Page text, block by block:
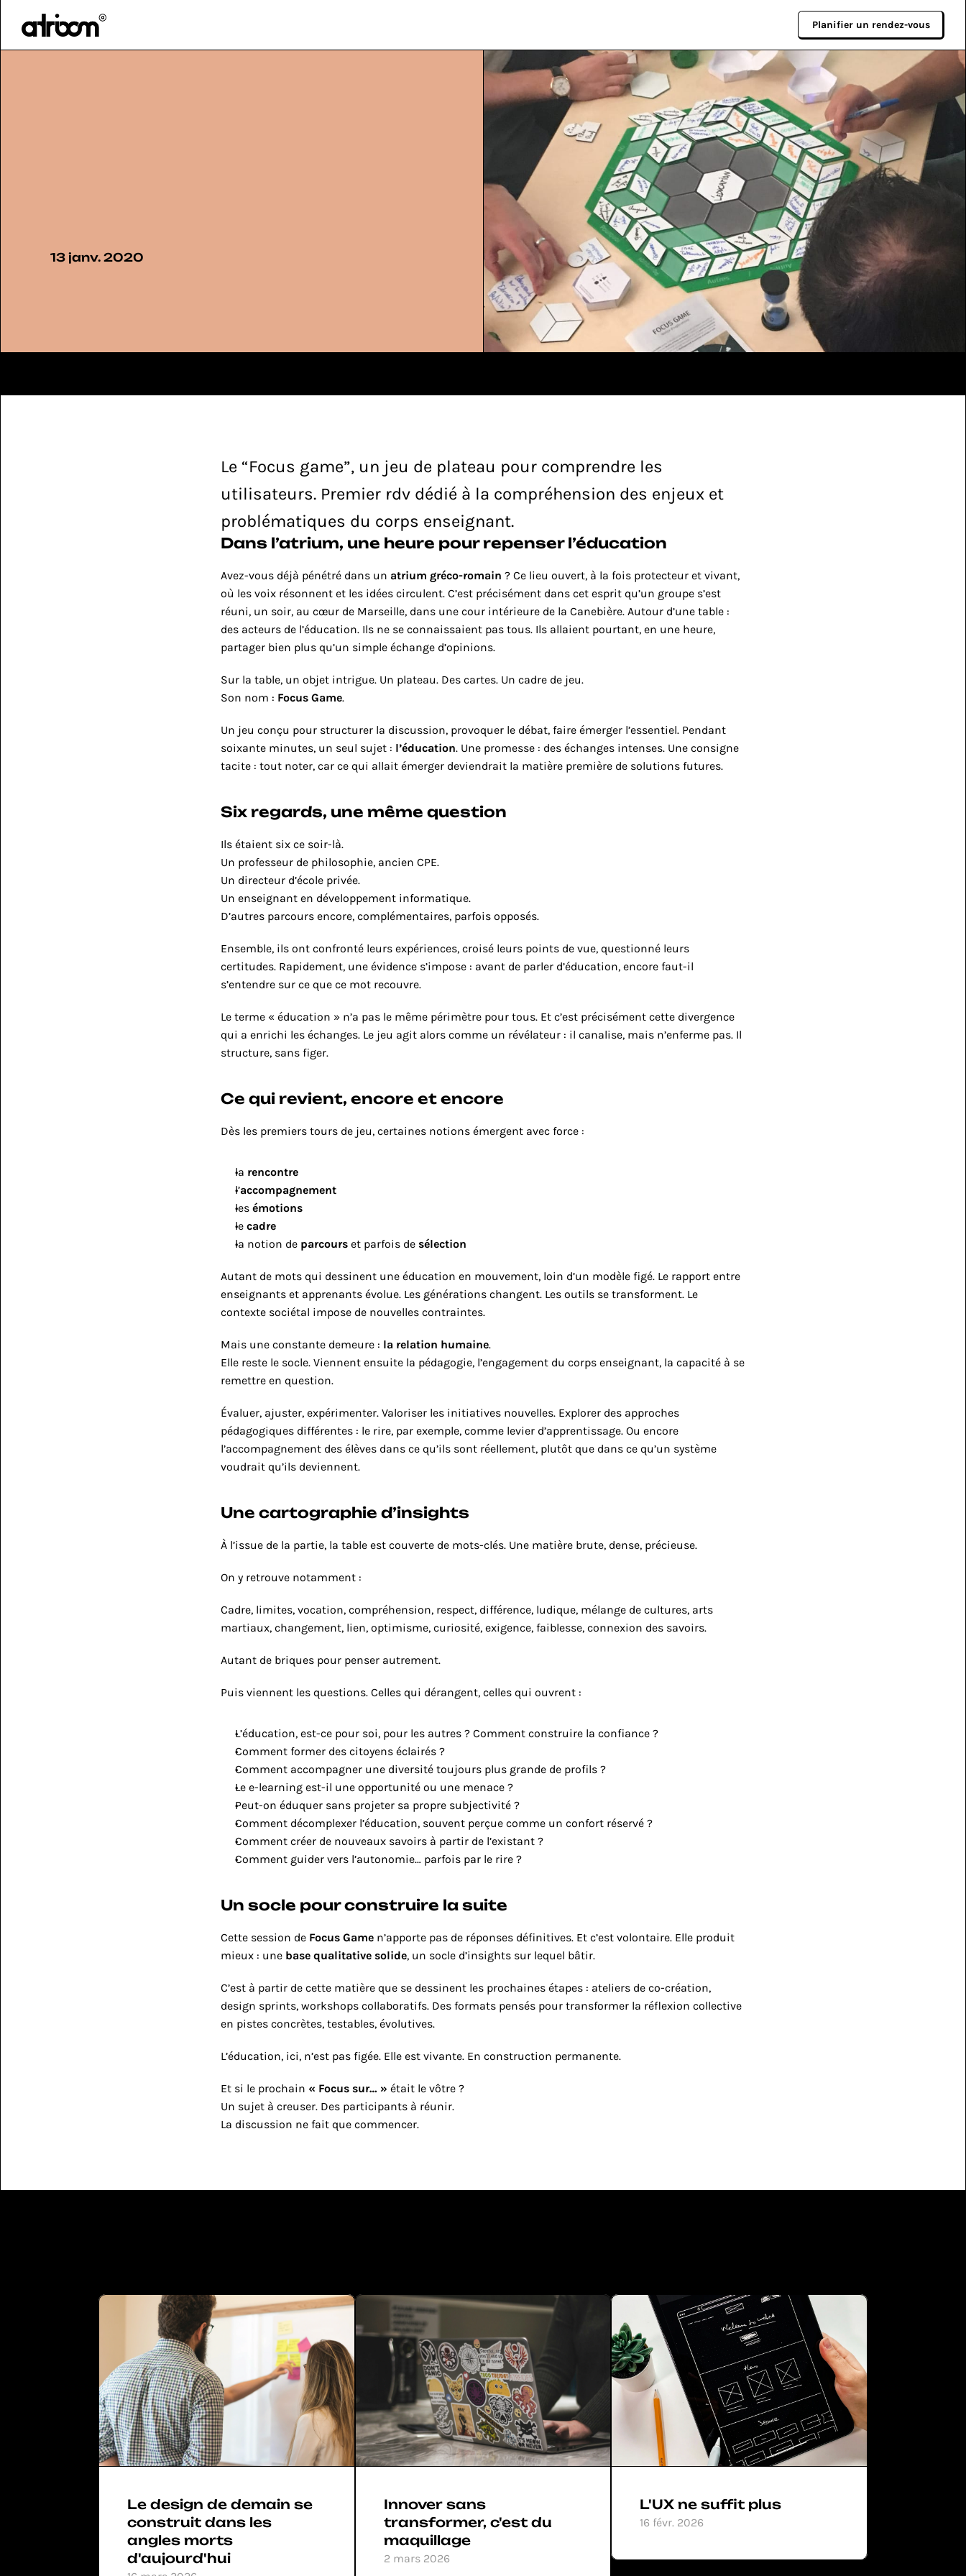
Planifier un rendez-vous
13 janv. 2020
Le “Focus game”, un jeu de plateau pour comprendre les
utilisateurs. Premier rdv dédié à la compréhension des enjeux et
problématiques du corps enseignant.
Dans l’atrium, une heure pour repenser l’éducation
Avez-vous déjà pénétré dans un atrium gréco-romain ? Ce lieu ouvert, à la fois protecteur et vivant,
où les voix résonnent et les idées circulent. C’est précisément dans cet esprit qu’un groupe s’est
réuni, un soir, au cœur de Marseille, dans une cour intérieure de la Canebière. Autour d’une table :
des acteurs de l’éducation. Ils ne se connaissaient pas tous. Ils allaient pourtant, en une heure,
partager bien plus qu’un simple échange d’opinions.
Sur la table, un objet intrigue. Un plateau. Des cartes. Un cadre de jeu.
Son nom : Focus Game.
Un jeu conçu pour structurer la discussion, provoquer le débat, faire émerger l’essentiel. Pendant
soixante minutes, un seul sujet : l’éducation. Une promesse : des échanges intenses. Une consigne
tacite : tout noter, car ce qui allait émerger deviendrait la matière première de solutions futures.
Six regards, une même question
Ils étaient six ce soir-là.
Un professeur de philosophie, ancien CPE.
Un directeur d’école privée.
Un enseignant en développement informatique.
D’autres parcours encore, complémentaires, parfois opposés.
Ensemble, ils ont confronté leurs expériences, croisé leurs points de vue, questionné leurs
certitudes. Rapidement, une évidence s’impose : avant de parler d’éducation, encore faut-il
s’entendre sur ce que ce mot recouvre.
Le terme « éducation » n’a pas le même périmètre pour tous. Et c’est précisément cette divergence
qui a enrichi les échanges. Le jeu agit alors comme un révélateur : il canalise, mais n’enferme pas. Il
structure, sans figer.
Ce qui revient, encore et encore
Dès les premiers tours de jeu, certaines notions émergent avec force :
la rencontre
l’accompagnement
les émotions
le cadre
la notion de parcours et parfois de sélection
Autant de mots qui dessinent une éducation en mouvement, loin d’un modèle figé. Le rapport entre
enseignants et apprenants évolue. Les générations changent. Les outils se transforment. Le
contexte sociétal impose de nouvelles contraintes.
Mais une constante demeure : la relation humaine.
Elle reste le socle. Viennent ensuite la pédagogie, l’engagement du corps enseignant, la capacité à se
remettre en question.
Évaluer, ajuster, expérimenter. Valoriser les initiatives nouvelles. Explorer des approches
pédagogiques différentes : le rire, par exemple, comme levier d’apprentissage. Ou encore
l’accompagnement des élèves dans ce qu’ils sont réellement, plutôt que dans ce qu’un système
voudrait qu’ils deviennent.
Une cartographie d’insights
À l’issue de la partie, la table est couverte de mots-clés. Une matière brute, dense, précieuse.
On y retrouve notamment :
Cadre, limites, vocation, compréhension, respect, différence, ludique, mélange de cultures, arts
martiaux, changement, lien, optimisme, curiosité, exigence, faiblesse, connexion des savoirs.
Autant de briques pour penser autrement.
Puis viennent les questions. Celles qui dérangent, celles qui ouvrent :
L’éducation, est-ce pour soi, pour les autres ? Comment construire la confiance ?
Comment former des citoyens éclairés ?
Comment accompagner une diversité toujours plus grande de profils ?
Le e-learning est-il une opportunité ou une menace ?
Peut-on éduquer sans projeter sa propre subjectivité ?
Comment décomplexer l’éducation, souvent perçue comme un confort réservé ?
Comment créer de nouveaux savoirs à partir de l’existant ?
Comment guider vers l’autonomie… parfois par le rire ?
Un socle pour construire la suite
Cette session de Focus Game n’apporte pas de réponses définitives. Et c’est volontaire. Elle produit
mieux : une base qualitative solide, un socle d’insights sur lequel bâtir.
C’est à partir de cette matière que se dessinent les prochaines étapes : ateliers de co-création,
design sprints, workshops collaboratifs. Des formats pensés pour transformer la réflexion collective
en pistes concrètes, testables, évolutives.
L’éducation, ici, n’est pas figée. Elle est vivante. En construction permanente.
Et si le prochain « Focus sur… » était le vôtre ?
Un sujet à creuser. Des participants à réunir.
La discussion ne fait que commencer.
Le design de demain se
construit dans les
angles morts
d'aujourd'hui
Innover sans
transformer, c'est du
maquillage
2 mars 2026
L'UX ne suffit plus
16 févr. 2026